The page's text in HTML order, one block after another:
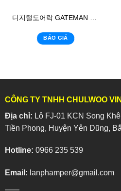
디지털도어락 GATEMAN WK-20
BÁO GIÁ
CÔNG TY TNHH CHULWOO
Địa chỉ: Lô FJ-01 KCN Song
Tiền Phong, Huyện Yên Dũng,
Hotline: 0966 235 539
Email: lanphamper@gmail.com